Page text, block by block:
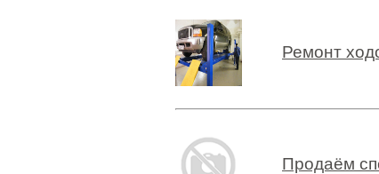
Ремонт
Продаём